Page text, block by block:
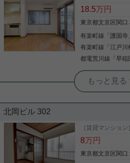
・南東向きで陽当
手入れが楽なIHク
ッチン。 ・室内
安心のセキュリテ
ー付きインターホンで防
どちらも快適なロ
線、JR山手線の3
周辺は治安抜群の
休日のお散歩も楽
写真(9)
18.5万円
東京都文京区関
有楽町線 「護国寺
有楽町線 「江戸川
都電荒川線 「早稲
実用春日ホーム 江戸川橋店 秀野龍斗
角部屋２LDK
有楽町線 護国寺
部屋２ＬＤＫ！ 先
北岡ビル 302
［賃貸マンション
8万円
東京都文京区関口